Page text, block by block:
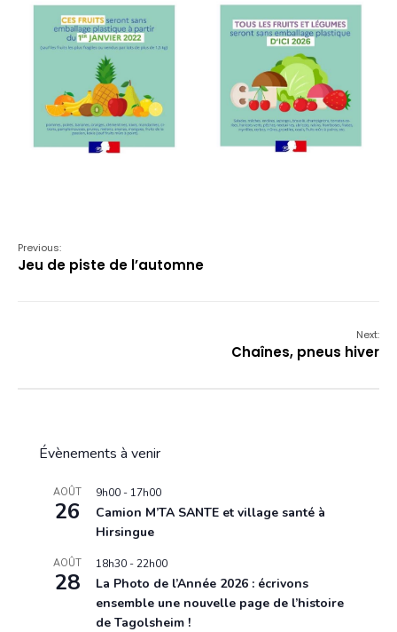
Previous:
Jeu de piste de l’automne
Next:
Chaînes, pneus hiver
Évènements à venir
AOÛT
26
9h00 - 17h00
Camion M’TA SANTE et village santé à
Hirsingue
AOÛT
28
18h30 -22h00
La Photo de l’Année 2026 : écrivons
ensemble une nouvelle page de l’histoire
de Tagolsheim !